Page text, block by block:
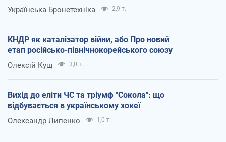
Українська Бронетехніка 2,9 т.
КНДР як каталізатор війни, або Про новий
етап російсько-північнокорейського союзу
Олексій Кущ 3,0 т.
Вихід до еліти ЧС та тріумф "Сокола": що
відбувається в українському хокеї
Олександр Липенко 1,0 т.